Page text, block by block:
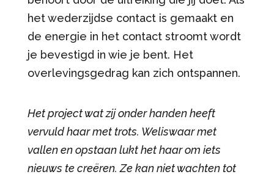
het wederzijdse contact is gemaakt en
de energie in het contact stroomt wordt
je bevestigd in wie je bent. Het
overlevingsgedrag kan zich ontspannen.
Het project wat zij onder handen heeft
vervuld haar met trots. Weliswaar met
vallen en opstaan lukt het haar om iets
nieuws te creëren. Ze kan niet wachten tot